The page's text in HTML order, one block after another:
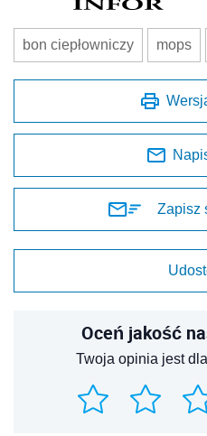
bon ciepłowniczy mops
Zapisz
Oceń jakość
Twoja opinia jest